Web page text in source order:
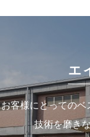
エ
お客様にとってのベ
技術を磨き